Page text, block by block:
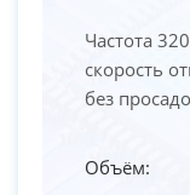
Частота
скорость
без
Объём: